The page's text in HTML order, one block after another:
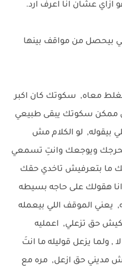
ازاي عشان انا اعرف ارد.
بيحصل من مواقف بينها
معاه, سكوتك كان اكبر
ممكن سكوتك يبقى طبيعي
بيقوله, لو الكلام مش
ويوجعك وانتِ تسمعي
ما بتعرفيش تاخدي حقك
هقولك على حاجه بسيطه
يعني الموقف اللي بيعمله
حق تزعلي, اعمليه
, ولما يزعل قوليله ما انتَ
مديني حق ازعل, مره مع